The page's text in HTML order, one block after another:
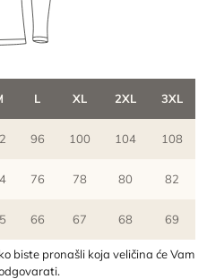
L XL 2XL 3XL
96 100 104 108
76 78 80 82
66 67 68 69
biste pronašli koja veličina će Vam